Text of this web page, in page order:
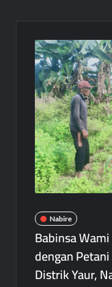
Nabire
Babinsa
dengan
Distrik Yaur,